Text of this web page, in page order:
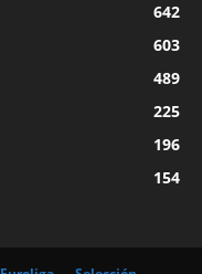
642
603
489
225
196
154